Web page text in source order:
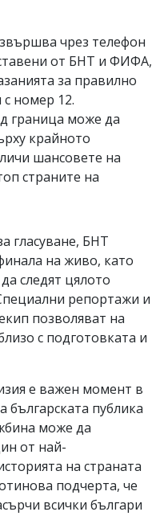
чрез телефон
от БНТ и ФИФА,
за правилно
номер 12.
граница може да
крайното
шансовете на
страните на
гласуване, БНТ
на живо, като
следят цялото
репортажи и
позволяват на
с подготовката и
е важен момент в
българската публика
може да
от най-
на страната
подчерта, че
всички българи